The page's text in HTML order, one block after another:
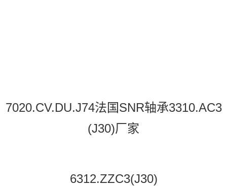
7020.CV.DU.J74法国SNR轴承3310.AC3
(J30)厂家
6312.ZZC3(J30)